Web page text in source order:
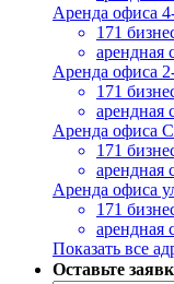
Аренда офиса
171
арендная
Аренда офиса
171
арендная
Аренда офиса
171
арендная
Аренда офиса
171
арендная
Показать все
Оставьте